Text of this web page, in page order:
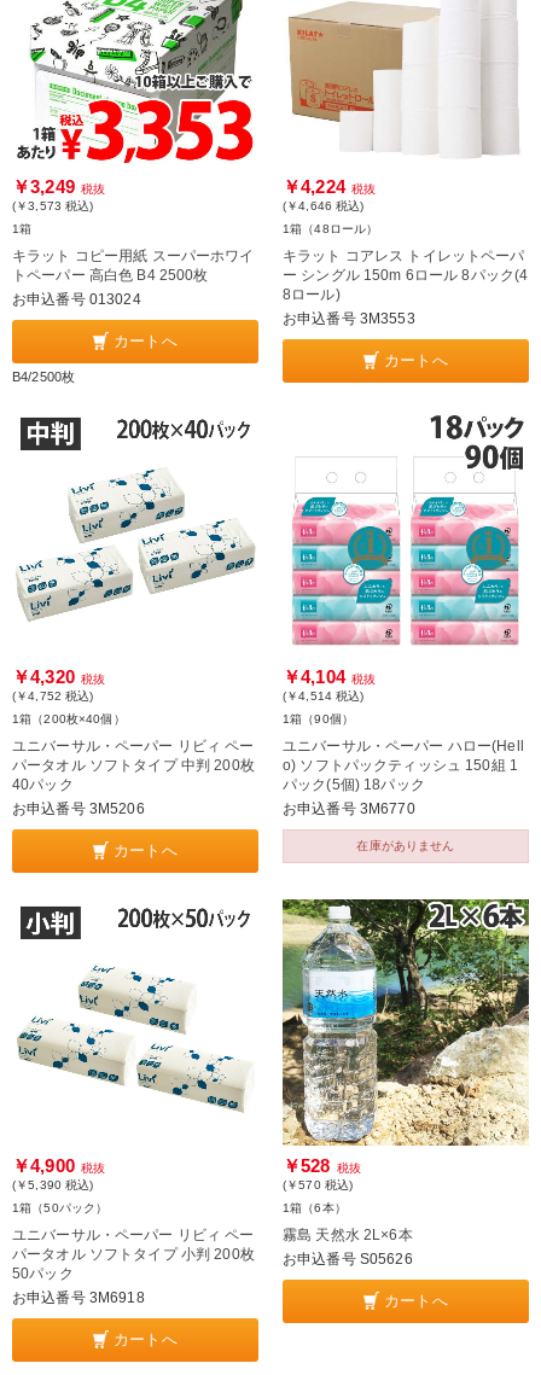
￥3,249 税抜
(￥3,573 税込)
1箱
キラット コピー用紙 スーパーホワイ
トペーパー 高白色 B4 2500枚
お申込番号 013024
カートへ
B4/2500枚
￥4,224 税抜
(￥4,646 税込)
1箱（48ロール）
キラット コアレス トイレットペーパ
ー シングル 150m 6ロール 8パック(4
8ロール)
お申込番号 3M3553
カートへ
￥4,320 税抜
(￥4,752 税込)
1箱（200枚×40個）
ユニバーサル・ペーパー リビィ ペー
パータオル ソフトタイプ 中判 200枚
40パック
お申込番号 3M5206
カートへ
￥4,104 税抜
(￥4,514 税込)
1箱（90個）
ユニバーサル・ペーパー ハロー(Hell
o) ソフトパックティッシュ 150組 1
パック(5個) 18パック
お申込番号 3M6770
在庫がありません
￥4,900 税抜
(￥5,390 税込)
1箱（50パック）
ユニバーサル・ペーパー リビィ ペー
パータオル ソフトタイプ 小判 200枚
50パック
お申込番号 3M6918
カートへ
￥528 税抜
(￥570 税込)
1箱（6本）
霧島 天然水 2L×6本
お申込番号 S05626
カートへ